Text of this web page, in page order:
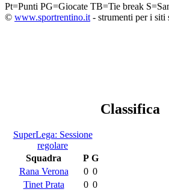
Pt=Punti PG=Giocate TB=Tie break
© www.sportrentino.it - strumenti per i siti
Classifica
SuperLega: Sessione
regolare
Squadra
P G
Rana Verona
0 0
Tinet Prata
0 0